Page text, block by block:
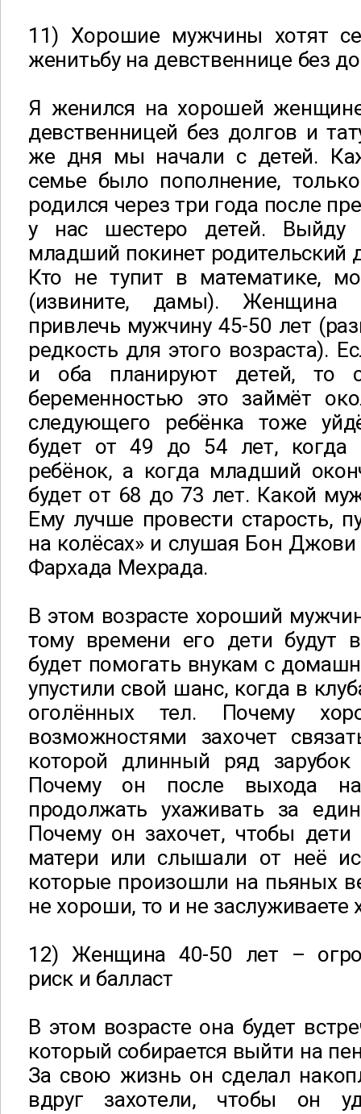
11) Хорошие мужчины хотят
женитьбу на девственнице без
Я женился на хорошей
девственницей без долгов и
же дня мы начали с детей.
семье было пополнение,
родился через три года после
у нас шестеро детей. Выйду
младший покинет родительский
Кто не тупит в математике,
(извините, дамы). Женщина
привлечь мужчину 45-50 лет
редкость для этого возраста).
и оба планируют детей, то
беременностью это займёт
следующего ребёнка тоже
будет от 49 до 54 лет, когда
ребёнок, а когда младший
будет от 68 до 73 лет. Какой
Ему лучше провести старость,
на колёсах» и слушая Бон
Фархада Мехрада.
В этом возрасте хороший
тому времени его дети будут
будет помогать внукам с
упустили свой шанс, когда в
оголённых тел. Почему
возможностями захочет
которой длинный ряд
Почему он после выхода
продолжать ухаживать за
Почему он захочет, чтобы дети
матери или слышали от неё
которые произошли на пьяных
не хороши, то и не заслуживаете
12) Женщина 40-50 лет –
риск и балласт
В этом возрасте она будет
который собирается выйти на
За свою жизнь он сделал
вдруг захотели, чтобы он